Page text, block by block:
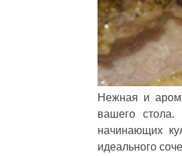
Нежная и
вашего
начинающих
идеального